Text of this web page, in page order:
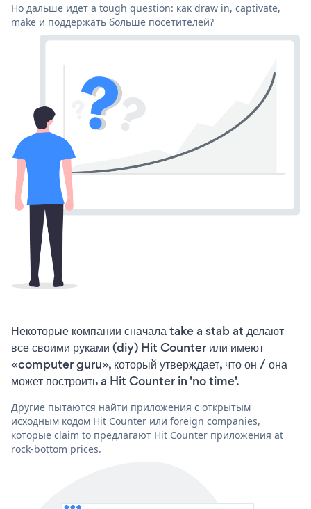
Но дальше идет a tough question: как draw in, captivate,
make и поддержать больше посетителей?
Некоторые компании сначала take a stab at делают
все своими руками (diy) Hit Counter или имеют
«computer guru», который утверждает, что он / она
может построить a Hit Counter in 'no time'.
Другие пытаются найти приложения с открытым
исходным кодом Hit Counter или foreign companies,
которые claim to предлагают Hit Counter приложения at
rock-bottom prices.